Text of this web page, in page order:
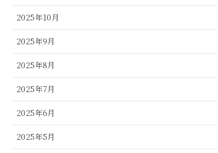
2025年10月
2025年9月
2025年8月
2025年7月
2025年6月
2025年5月